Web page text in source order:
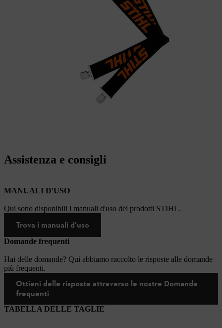
Assistenza e consigli
MANUALI D'USO
Qui sono disponibili i manuali d'uso dei prodotti STIHL.
Trova i manuali d'uso
Domande frequenti
Hai delle domande? Qui abbiamo raccolto le risposte alle domande
più frequenti.
Ottieni delle risposte attraverso le nostre Domande
frequenti
TABELLA DELLE TAGLIE